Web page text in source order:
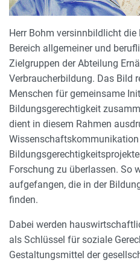
Herr Bohm versinnbildlicht
Bereich allgemeiner und
Zielgruppen der Abteilung
Verbraucherbildung. Das Bild
Menschen für gemeinsame
Bildungsgerechtigkeit
dient in diesem Rahmen
Forschung zu überlassen. So
aufgefangen, die in der
finden.
Dabei werden
als Schlüssel für soziale
Gestaltungsmittel der